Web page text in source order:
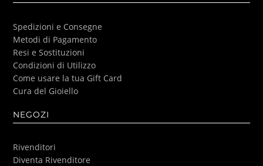
Spedizioni e Consegne
Metodi di Pagamento
Resi e Sostituzioni
Condizioni di Utilizzo
Come usare la tua Gift Card
Cura del Gioiello
NEGOZI
Rivenditori
Diventa Rivenditore